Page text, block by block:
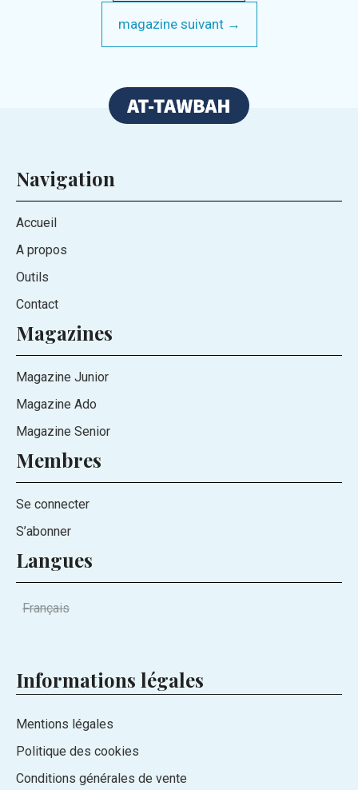
magazine suivant →
Navigation
Accueil
A propos
Outils
Contact
Magazines
Magazine Junior
Magazine Ado
Magazine Senior
Membres
Se connecter
S’abonner
Langues
Français
Informations légales
Mentions légales
Politique des cookies
Conditions générales de vente